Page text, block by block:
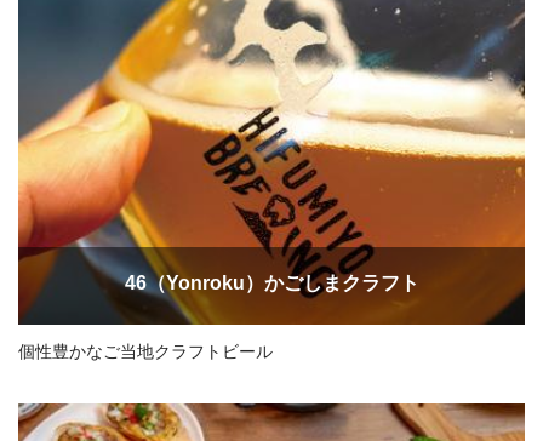
46（Yonroku）かごしまクラフト
個性豊かなご当地クラフトビール